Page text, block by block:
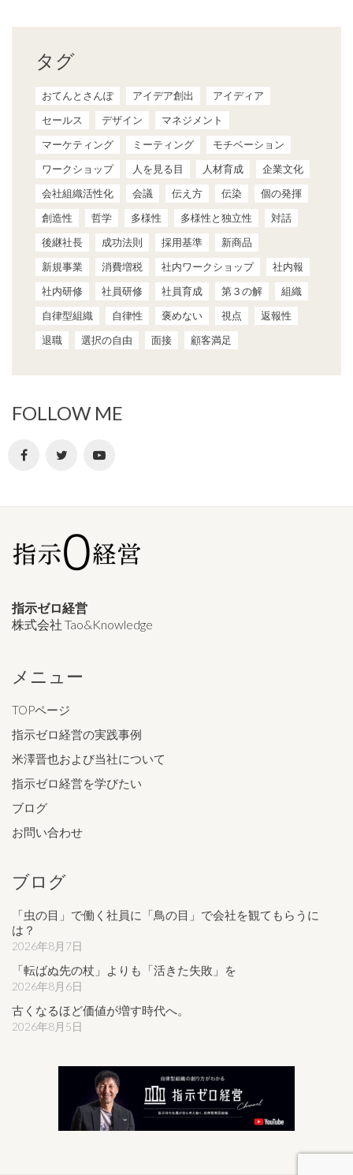
タグ
おてんとさんぽ アイデア創出
アイディア
セールス
デザイン
マネジメント
マーケティング
ミーティング
モチベーション
ワークショップ
人を見る目 人材育成
企業文化
会社組織活性化
会議 伝え方 伝染
個の発揮
創造性
哲学 多様性 多様性と独立性
対話
後継社長
成功法則 採用基準
新商品
新規事業
消費増税 社内ワークショップ
社内報
社内研修
社員研修 社員育成 第３の解
組織
自律型組織
自律性 褒めない 視点
返報性
退職
選択の自由 面接 顧客満足
FOLLOW ME
指示ゼロ経営
株式会社 Tao&Knowledge
メニュー
TOPページ
指示ゼロ経営の実践事例
米澤晋也および当社について
指示ゼロ経営を学びたい
ブログ
お問い合わせ
ブログ
「虫の目」で働く社員に「鳥の目」で会社を観てもらうに
は？
2026年8月7日
「転ばぬ先の杖」よりも「活きた失敗」を
2026年8月6日
古くなるほど価値が増す時代へ。
2026年8月5日